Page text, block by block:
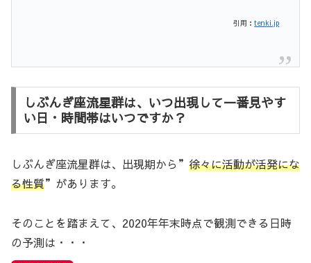
引用：tenki.jp
しぶんぎ座流星群は、いつ出現して一番見やす
い日・時間帯はいつですか？
しぶんぎ座流星群は、出現期から” 徐々に活動が活発にな
る性質”があります。
そのことを踏まえて、2020年年末時点で観測できる日時
の予測は・・・